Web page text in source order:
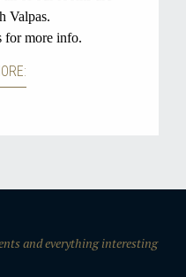
and everything interesting